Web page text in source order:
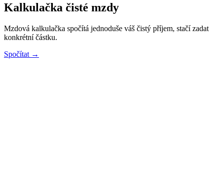
Kalkulačka čisté mzdy
Mzdová kalkulačka spočítá jednoduše váš čistý příjem, stačí zadat
konkrétní částku.
Spočítat →